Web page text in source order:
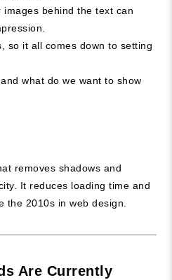
behind the text can
so it all comes down to setting
what do we want to show
removes shadows and
It reduces loading time and
the 2010s in web design.
Are Currently